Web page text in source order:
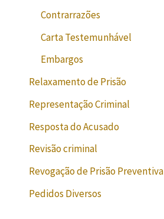
Contrarrazões
Carta Testemunhável
Embargos
Relaxamento de Prisão
Representação Criminal
Resposta do Acusado
Revisão criminal
Revogação de Prisão Preventiva
Pedidos Diversos